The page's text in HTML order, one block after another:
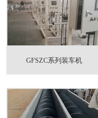
GFSZC系列装车机